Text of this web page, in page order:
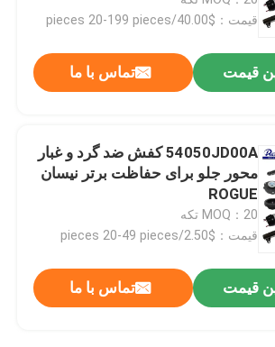
خودرو
قیمت：$40.00/pieces 20-199 pieces
قیمت تماس با ما
54050JD00A کفش ضد گرد و غبار
محور جلو برای حفاظت برتر نیسان
ROGUE
MOQ：20 تکه
قیمت：$2.50/pieces 20-49 pieces
قیمت تماس با ما